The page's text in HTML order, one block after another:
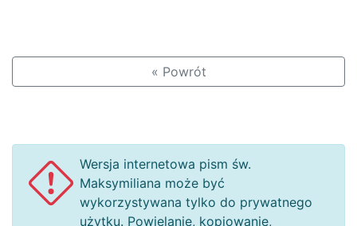
« Powrót
Wersja internetowa pism św.
Maksymiliana może być
wykorzystywana tylko do prywatnego
użytku. Powielanie, kopiowanie,